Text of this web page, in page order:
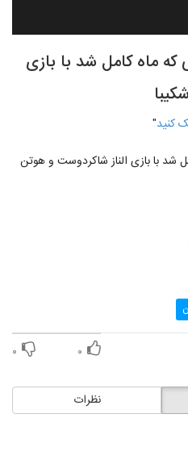
ماه کامل شد با بازی
کنید"
شد با بازی الناز شاکردوست و هوتن
۰ ۰
نظرات